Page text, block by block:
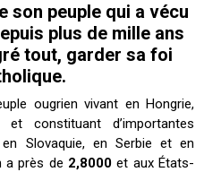
son peuple qui a vécu
plus de mille ans
tout, garder sa foi
ougrien vivant en Hongrie,
et constituant d’importantes
Slovaquie, en Serbie et en
a près de 2,8000 et aux États-